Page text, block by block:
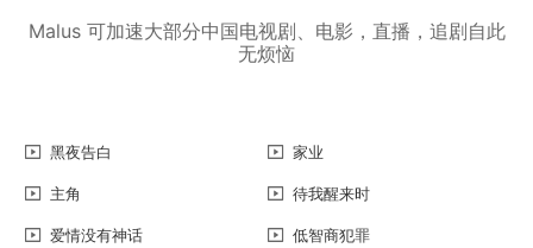
Malus 可加速大部分中国电视剧、电影，直播，追剧自此
无烦恼
黑夜告白 家业
主角 待我醒来时
爱情没有神话 低智商犯罪